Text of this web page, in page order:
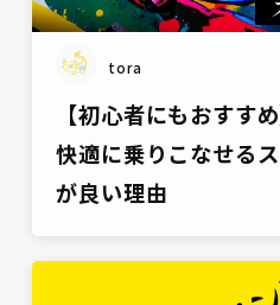
tora
【初心者にもおすす
快適に乗りこなせる
が良い理由
雑談